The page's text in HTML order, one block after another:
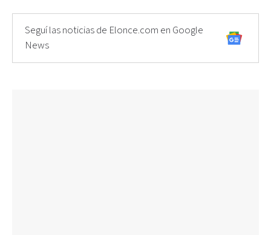
Seguí las noticias de Elonce.com en Google
News